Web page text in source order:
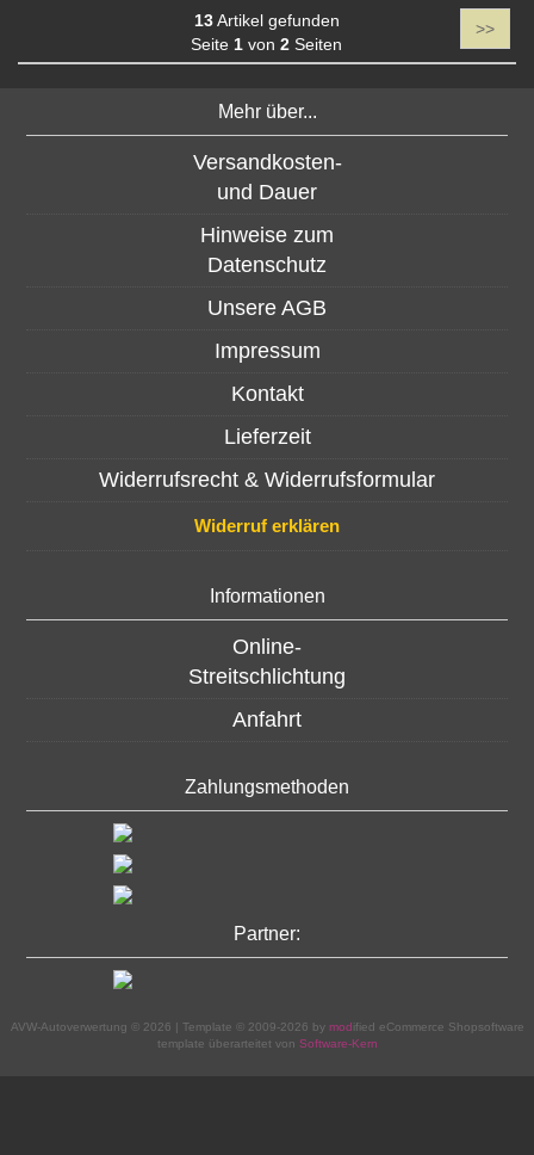
13Artikel gefunden
Seite 1 von2 Seiten
>>
Mehr über...
Versandkosten-
und Dauer
Hinweise zum
Datenschutz
Unsere AGB
Impressum
Kontakt
Lieferzeit
Widerrufsrecht & Widerrufsformular
Widerruf erklären
Informationen
Online-
Streitschlichtung
Anfahrt
Zahlungsmethoden
Partner:
AVW-Autoverwertung © 2026 | Template © 2009-2026 by mod ified eCommerce Shopsoftware
template überarteitet von Software-Kern